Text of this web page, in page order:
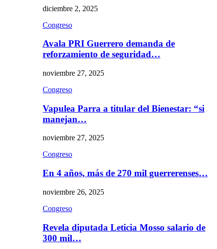
diciembre 2, 2025
Congreso
Avala PRI Guerrero demanda de
reforzamiento de seguridad…
noviembre 27, 2025
Congreso
Vapulea Parra a titular del Bienestar: “si
manejan…
noviembre 27, 2025
Congreso
En 4 años, más de 270 mil guerrerenses…
noviembre 26, 2025
Congreso
Revela diputada Leticia Mosso salario de
300 mil…